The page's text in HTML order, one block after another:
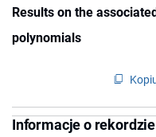
Results on the
polynomials
Informacje o rekordzie